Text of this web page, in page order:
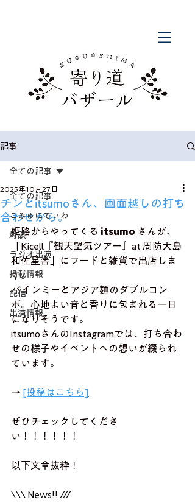
記事
全ての記事
こみゅにてぃわ
対談
ラジオ出演
掲載情報
配信
出演情報
全ての記事
チンとitsumoさん、画面越しの打ち
合わせから。
2025年10月27日
姫路からやってくる itsumo さんが、
「Kicell『観天望気ツアー』at 周防大島
和佐星舎」にフードと雑貨で出店しま
す。
バインミーとアジア麺のダブルコン
ボ。心地よい音と香りに包まれる一日
になりそうです。
itsumoさんのInstagramでは、打ち合わ
せの様子やイベントへの想いが綴られ
ています。
→ [投稿はこちら]
ぜひチェックしてくださ
い！！！！！！
以下文章抜粋！
\\\ News!! ///